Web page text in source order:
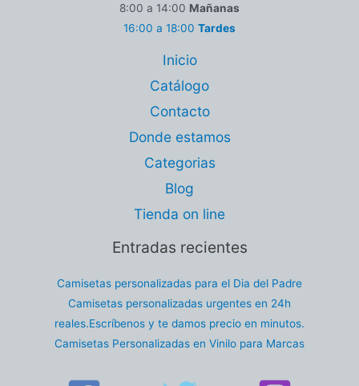
8:00 a 14:00 Mañanas
16:00 a 18:00 Tardes
Inicio
Catálogo
Contacto
Donde estamos
Categorias
Blog
Tienda on line
Entradas recientes
Camisetas personalizadas para el Dia del Padre
Camisetas personalizadas urgentes en 24h
reales.Escríbenos y te damos precio en minutos.
Camisetas Personalizadas en Vinilo para Marcas